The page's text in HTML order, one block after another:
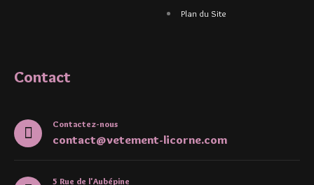
Plan du Site
Contact
Contactez-nous
contact@vetement-licorne.com
5 Rue de l'Aubépine